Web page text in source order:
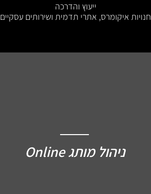
ייעוץ והדרכה
חנויות איקומרס, אתרי תדמית ושירותים עסקיים
ניהול מותג Online